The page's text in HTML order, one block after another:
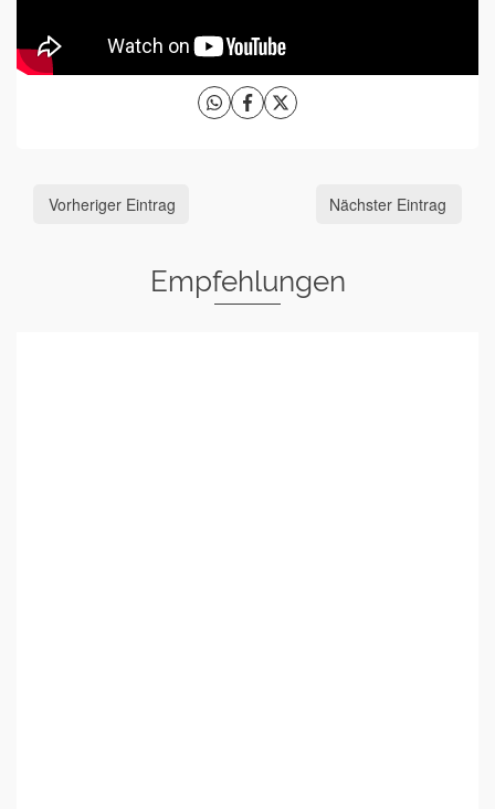
Vorheriger Eintrag Nächster Eintrag
Empfehlungen